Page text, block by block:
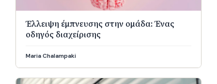
Έλλειψη έμπνευσης στην ομάδα: Ένας
οδηγός διαχείρισης
Maria Chalampaki